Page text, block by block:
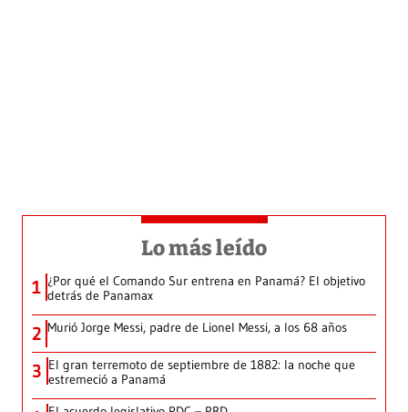
Lo más leído
1 ¿Por qué el Comando Sur entrena en Panamá? El objetivo
detrás de Panamax
2 Murió Jorge Messi, padre de Lionel Messi, a los 68 años
3 El gran terremoto de septiembre de 1882: la noche que
estremeció a Panamá